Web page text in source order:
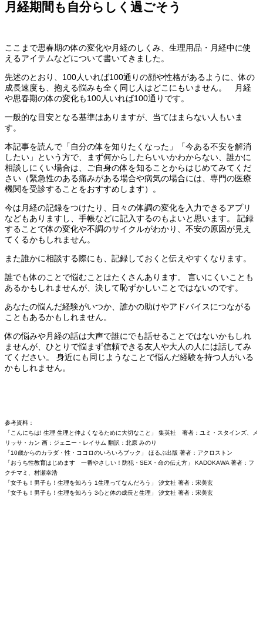
月経期間も自分らしく過ごそう
ここまで思春期の体の変化や月経のしくみ、生理用品・月経中に使
えるアイテムなどについて書いてきました。
先述のとおり、100人いれば100通りの顔や性格があるように、体の
成長速度も、抱える悩みも全く同じ人はどこにもいません。 月経
や思春期の体の変化も100人いれば100通りです。
一般的な目安となる基準はありますが、当てはまらない人もいま
す。
本記事を読んで「自分の体を知りたくなった」「今ある不安を解消
したい」という方で、まず何からしたらいいかわからない、誰かに
相談しにくい場合は、ご自身の体を知ることからはじめてみてくだ
さい（緊急性のある痛みがある場合や病気の場合には、専門の医療
機関を受診することをおすすめします）。
今は月経の記録をつけたり、日々の体調の変化を入力できるアプリ
などもありますし、手帳などに記入するのもよいと思います。 記録
することで体の変化や不調のサイクルがわかり、不安の原因が見え
てくるかもしれません。
また誰かに相談する際にも、記録しておくと伝えやすくなります。
誰でも体のことで悩むことはたくさんあります。 言いにくいことも
あるかもしれませんが、決して恥ずかしいことではないのです。
あなたの悩んだ経験がいつか、誰かの助けやアドバイスにつながる
こともあるかもしれません。
体の悩みや月経の話は大声で誰にでも話せることではないかもしれ
ませんが、ひとりで悩まず信頼できる友人や大人の人には話してみ
てください。 身近にも同じようなことで悩んだ経験を持つ人がいる
かもしれません。
参考資料：
「こんにちは! 生理 生理と仲よくなるために大切なこと」 集英社 著者：ユミ・スタインズ、メ
リッサ・カン 画：ジェニー・レイサム 翻訳：北原 みのり
「10歳からのカラダ・性・ココロのいろいろブック」 ほるぷ出版 著者：アクロストン
「おうち性教育はじめます 一番やさしい！防犯・SEX・命の伝え方」 KADOKAWA 著者：フ
クチマミ、村瀬幸浩
「女子も！男子も！生理を知ろう 1生理ってなんだろう」 汐文社 著者：宋美玄
「女子も！男子も！生理を知ろう 3心と体の成長と生理」 汐文社 著者：宋美玄